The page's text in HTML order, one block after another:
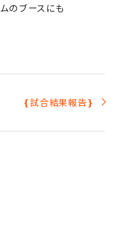
のブースにも
❴試合結果報告❵